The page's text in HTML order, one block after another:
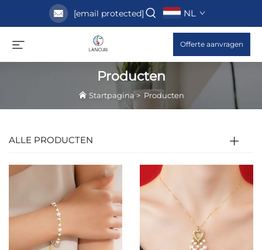
[email protected] NL
Offerte aanvragen
Producten
Startpagina> Producten
ALLE PRODUCTEN